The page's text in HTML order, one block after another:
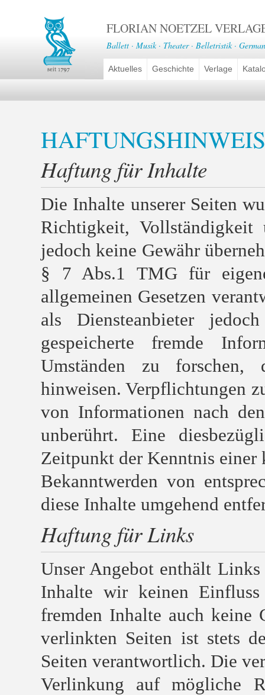
FLORIAN NOETZEL
Ballett · Musik · Theater · Belletristik ·
Aktuelles Geschichte Verlage
Haftung für Inhalte
Die Inhalte unserer Seiten
Richtigkeit,
jedoch keine Gewähr
§ 7 Abs.1 TMG für
allgemeinen Gesetzen
als Diensteanbieter
gespeicherte fremde
Umständen zu
hinweisen. Verpflichtungen
von Informationen nach
unberührt. Eine
Zeitpunkt der Kenntnis
Bekanntwerden von
diese Inhalte umgehend
Haftung für Links
Unser Angebot enthält
Inhalte wir keinen
fremden Inhalte auch keine
verlinkten Seiten ist stets
Seiten verantwortlich. Die
Verlinkung auf mögliche